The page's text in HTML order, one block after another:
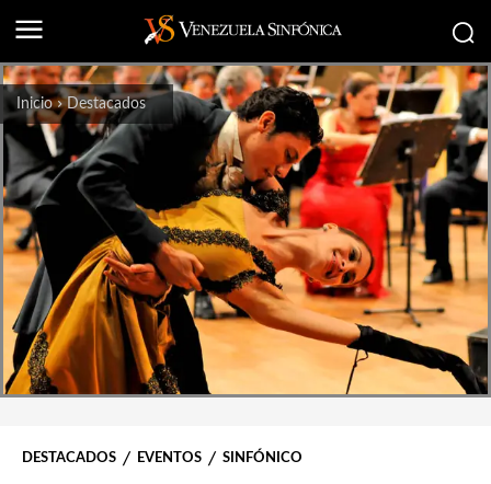
Inicio Destacados
DESTACADOS EVENTOS SINFÓNICO